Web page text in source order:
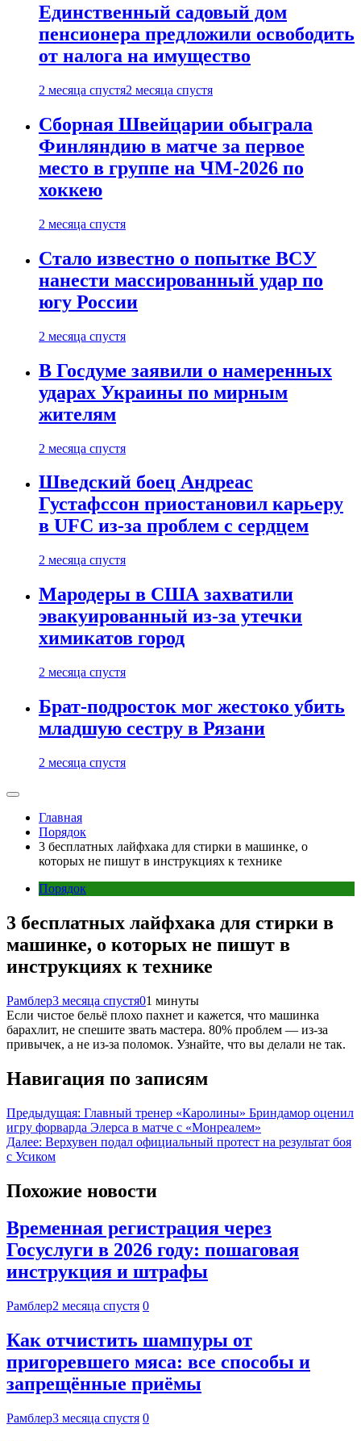
Единственный садовый дом
пенсионера предложили освободить
от налога на имущество
2 месяца спустя2 месяца спустя
Сборная Швейцарии обыграла
Финляндию в матче за первое
место в группе на ЧМ-2026 по
хоккею
2 месяца спустя
Стало известно о попытке ВСУ
нанести массированный удар по
югу России
2 месяца спустя
В Госдуме заявили о намеренных
ударах Украины по мирным
жителям
2 месяца спустя
Шведский боец Андреас
Густафссон приостановил карьеру
в UFC из-за проблем с сердцем
2 месяца спустя
Мародеры в США захватили
эвакуированный из-за утечки
химикатов город
2 месяца спустя
Брат-подросток мог жестоко убить
младшую сестру в Рязани
2 месяца спустя
Главная
Порядок
3 бесплатных лайфхака для стирки в машинке, о
которых не пишут в инструкциях к технике
Порядок
3 бесплатных лайфхака для стирки в
машинке, о которых не пишут в
инструкциях к технике
Рамблер3 месяца спустя01 минуты
Если чистое бельё плохо пахнет и кажется, что машинка
барахлит, не спешите звать мастера. 80% проблем — из-за
привычек, а не из-за поломок. Узнайте, что вы делали не так.
Навигация по записям
Предыдущая: Главный тренер «Каролины» Бриндамор оценил
игру форварда Элерса в матче с «Монреалем»
Далее: Верхувен подал официальный протест на результат боя
с Усиком
Похожие новости
Временная регистрация через
Госуслуги в 2026 году: пошаговая
инструкция и штрафы
Рамблер2 месяца спустя 0
Как отчистить шампуры от
пригоревшего мяса: все способы и
запрещённые приёмы
Рамблер3 месяца спустя 0